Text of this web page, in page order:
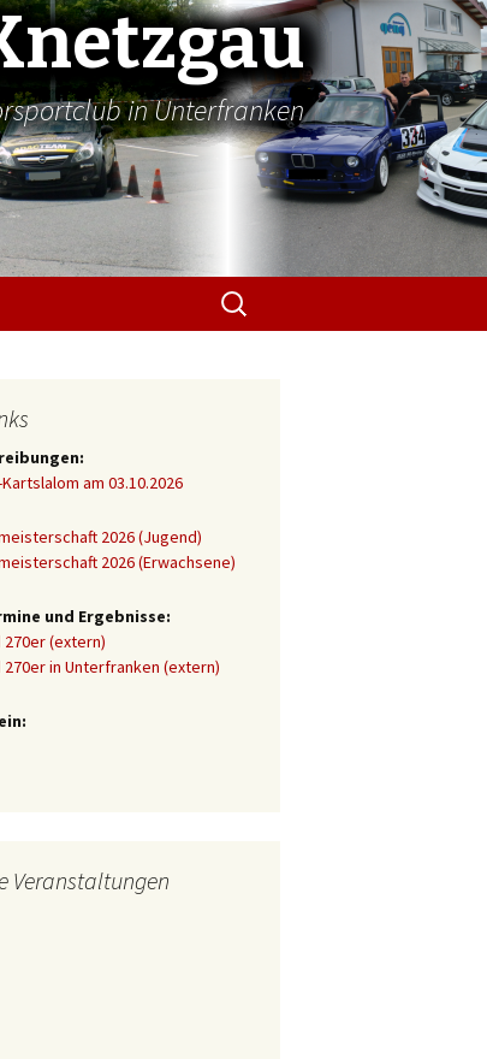
in Unterfranken
Suchen
nach:
am 03.10.2026
2026 (Jugend)
2026 (Erwachsene)
und Ergebnisse:
270er (extern)
270er in Unterfranken (extern)
Veranstaltungen